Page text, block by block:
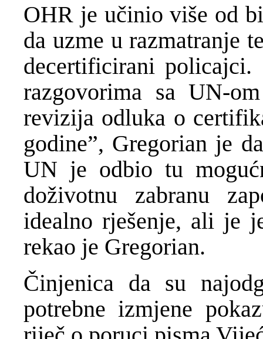
OHR je učinio više od
da uzme u razmatranje
decertificirani
razgovorima sa UN-
revizija odluka o
godine”, Gregorian je
UN je odbio tu
doživotnu zabranu
idealno rješenje, ali je
rekao je Gregorian.
Činjenica da su
potrebne izmjene